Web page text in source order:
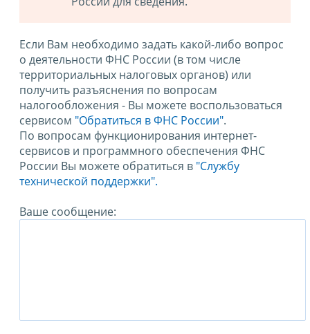
Если Вам необходимо задать какой-либо вопрос
о деятельности ФНС России (в том числе
территориальных налоговых органов) или
получить разъяснения по вопросам
налогообложения - Вы можете воспользоваться
сервисом "Обратиться в ФНС России".
По вопросам функционирования интернет-
сервисов и программного обеспечения ФНС
России Вы можете обратиться в "Службу
технической поддержки".
Ваше сообщение: